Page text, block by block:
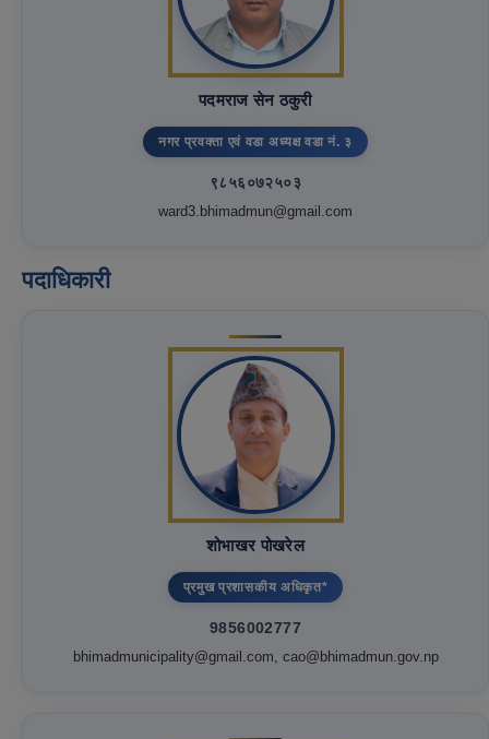
पदमराज सेन ठकुरी
नगर प्रवक्ता एवं वडा अध्यक्ष वडा नं. ३
९८५६०७२५०३
ward3.bhimadmun@gmail.com
पदाधिकारी
शोभाखर पोखरेल
प्रमुख प्रशासकीय अधिकृत*
9856002777
bhimadmunicipality@gmail.com, cao@bhimadmun.gov.np